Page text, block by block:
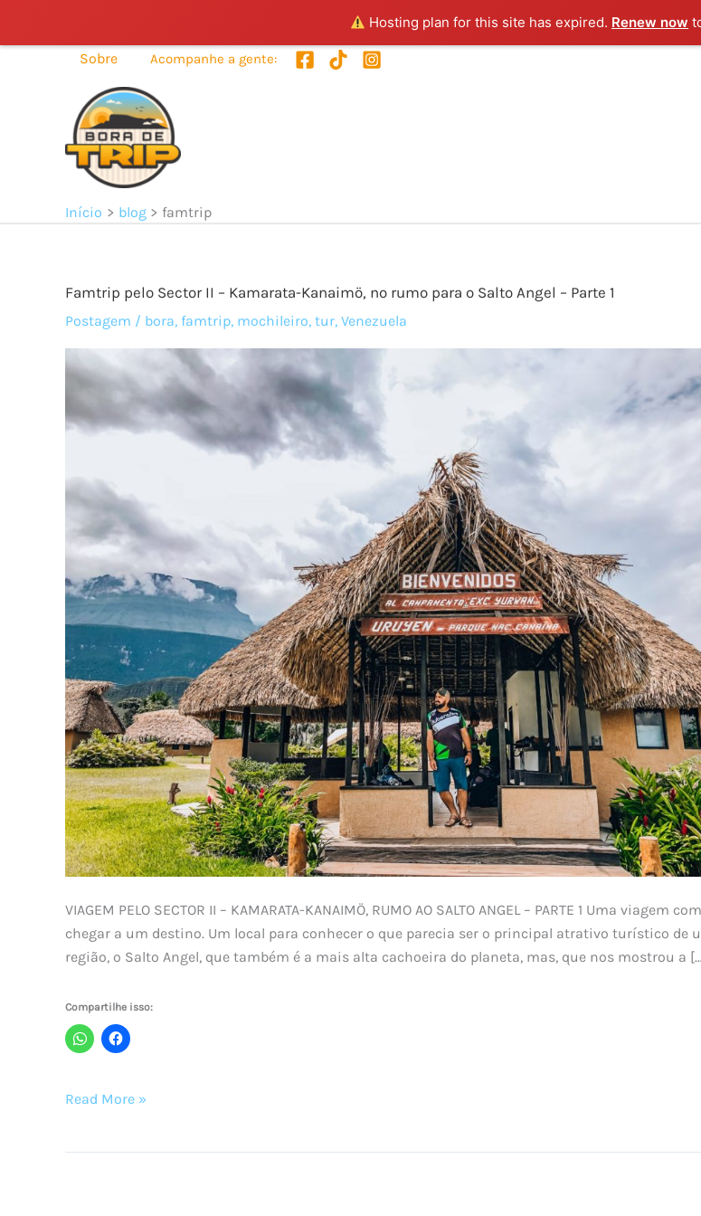
Hosting plan for this site has expired. Renew now
Sobre Acompanhe a gente:
Início blog famtrip
Famtrip pelo Sector II – Kamarata-Kanaimö, no rumo para o Salto Angel – Parte 1
Postagem / bora, famtrip, mochileiro, tur, Venezuela
VIAGEM PELO SECTOR II – KAMARATA-KANAIMÖ, RUMO AO SALTO ANGEL – PARTE 1 Uma viagem
chegar a um destino. Um local para conhecer o que parecia ser o principal atrativo turístico de
região, o Salto Angel, que também é a mais alta cachoeira do planeta, mas, que nos mostrou a
Compartilhe isso:
Famtrip
Read More »